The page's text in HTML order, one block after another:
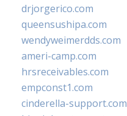
drjorgerico.com
queensushipa.com
wendyweimerdds.com
ameri-camp.com
hrsreceivables.com
empconst1.com
cinderella-support.com